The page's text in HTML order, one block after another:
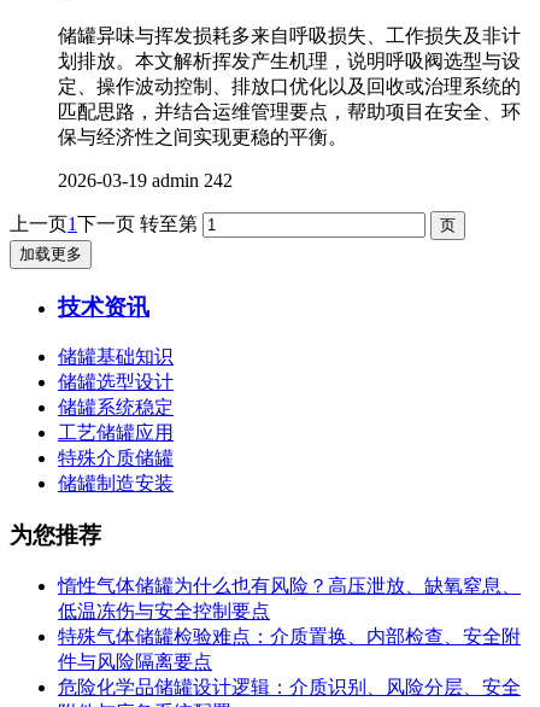
储罐异味与挥发损耗多来自呼吸损失、工作损失及非计
划排放。本文解析挥发产生机理，说明呼吸阀选型与设
定、操作波动控制、排放口优化以及回收或治理系统的
匹配思路，并结合运维管理要点，帮助项目在安全、环
保与经济性之间实现更稳的平衡。
2026-03-19 admin 242
上一页1下一页 转至第
加载更多
技术资讯
储罐基础知识
储罐选型设计
储罐系统稳定
工艺储罐应用
特殊介质储罐
储罐制造安装
为您推荐
惰性气体储罐为什么也有风险？高压泄放、缺氧窒息、
低温冻伤与安全控制要点
特殊气体储罐检验难点：介质置换、内部检查、安全附
件与风险隔离要点
危险化学品储罐设计逻辑：介质识别、风险分层、安全